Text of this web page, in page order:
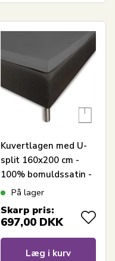
Kuvertlagen med U-
split 160x200 cm -
100% bomuldssatin -
Splitlængde 90 cm -
topmadras - Borås
På lager
Skarp pris:
697,00 DKK
Læg i kurv